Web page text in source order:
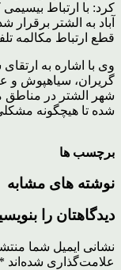
کرد: با ارتباط
آباد به الشتر برقرار
قطع ارتباط مکالمه
وی با اشاره به
گریران، سیاهپوش و
شهر الشتر در مناطق
شده تا هیچگونه
برچسب ها
نوشته های مشابه
دیدگاهتان را
نشانی ایمیل شما
علامت‌گذاری شده‌اند *